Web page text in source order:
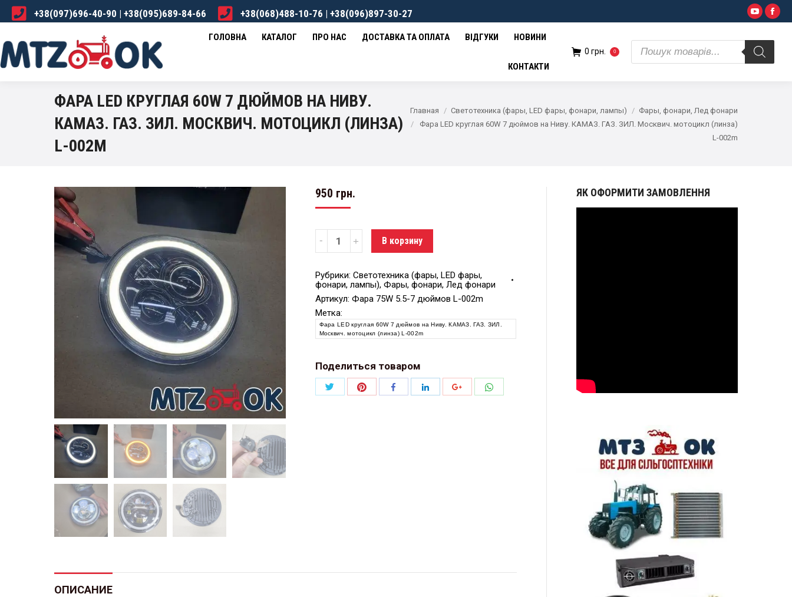
+38(097)696-40-90 | +38(095)689-84-66 +38(068)488-10-76 | +38(096)897-30-27
ГОЛОВНА КАТАЛОГ ПРО НАС ДОСТАВКА ТА ОПЛАТА ВІДГУКИ НОВИНИ
КОНТАКТИ
0грн. 0
Поиск
товаров
ФАРА LED КРУГЛАЯ 60W 7 ДЮЙМОВ НА НИВУ.
КАМАЗ. ГАЗ. ЗИЛ. МОСКВИЧ. МОТОЦИКЛ (ЛИНЗА)
L-002M
Главная Светотехника (фары, LED фары, фонари, лампы)
Фары, фонари, Лед фонари
Фара LED круглая 60W 7 дюймов на Ниву. КАМАЗ. ГАЗ. ЗИЛ. Москвич. мотоцикл (линза)
L-002m
950 грн.
Количество В корзину
Рубрики: Светотехника (фары, LED фары,
фонари, лампы), Фары, фонари, Лед фонари
Артикул: Фара 75W 5.5-7 дюймов L-002m
Метка:
Фара LED круглая 60W 7 дюймов на Ниву. КАМАЗ. ГАЗ. ЗИЛ.
Москвич. мотоцикл (линза) L-002m
Поделиться товаром
ПоделитьсяПоделитьсяПоделитьсяПоделитьсяПоделитьсяПоделиться
ОПИСАНИЕ
ЯК ОФОРМИТИ ЗАМОВЛЕННЯ
ГОЛОВНА КАТАЛОГ ПРО НАС ДОСТАВКА ТА ОПЛАТА ВІДГУКИ НОВИНИ
товаров